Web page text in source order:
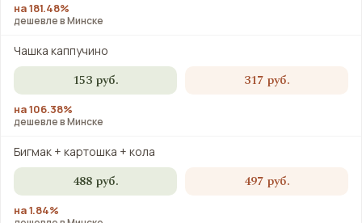
на 181.48%
дешевле в Минске
Чашка каппучино
153 руб. 317 руб.
на 106.38%
дешевле в Минске
Бигмак + картошка + кола
488 руб. 497 руб.
на 1.84%